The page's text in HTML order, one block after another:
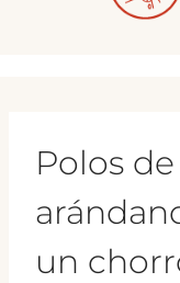
Polos
un